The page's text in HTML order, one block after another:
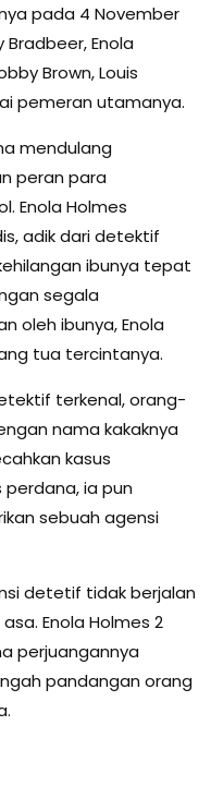
pada 4 November
Enola
Brown, Louis
pemeran utamanya.
mendulang
peran para
Enola Holmes
adik dari detektif
ibunya tepat
segala
oleh ibunya, Enola
tua tercintanya.
terkenal, orang-
nama kakaknya
kasus
perdana, ia pun
sebuah agensi
detetif tidak berjalan
Enola Holmes 2
perjuangannya
pandangan orang